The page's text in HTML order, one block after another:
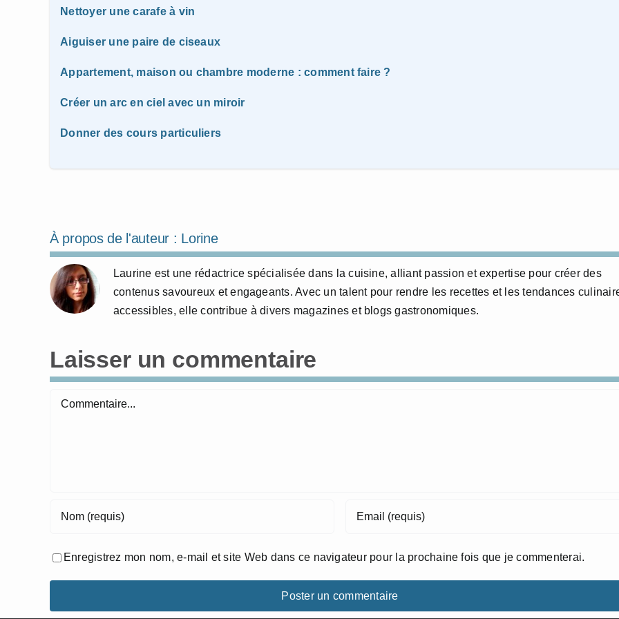
Nettoyer une carafe à vin
Aiguiser une paire de ciseaux
Appartement, maison ou chambre moderne : comment faire ?
Créer un arc en ciel avec un miroir
Donner des cours particuliers
À propos de l'auteur : Lorine
Laurine est une rédactrice spécialisée dans la cuisine, alliant passion et expertise pour créer des
contenus savoureux et engageants. Avec un talent pour rendre les recettes et les tendances
accessibles, elle contribue à divers magazines et blogs gastronomiques.
Laisser un commentaire
Commentaire
Enregistrez mon nom, e-mail et site Web dans ce navigateur pour la prochaine fois que je commenterai.